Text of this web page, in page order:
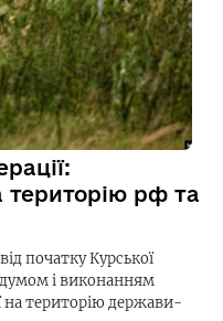
територію рф та
початку Курської
і виконанням
на територію держави-